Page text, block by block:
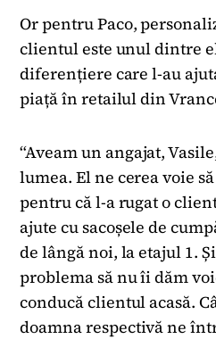
Or pentru Paco,
clientul este unul dintre
diferențiere care l-au
piață în retailul din
“Aveam un angajat,
lumea. El ne cerea voie
pentru că l-a rugat o
ajute cu sacoșele de
de lângă noi, la etajul 1.
problema să nu îi dăm
conducă clientul acasă.
doamna respectivă ne